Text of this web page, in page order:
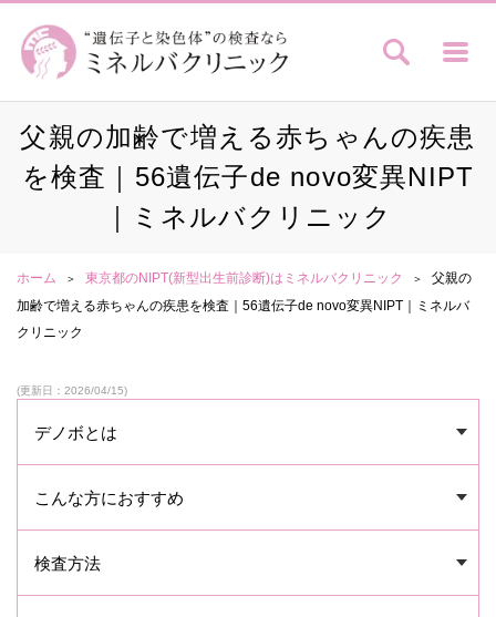
父親の加齢で増える赤ちゃんの疾患
を検査｜56遺伝子de novo変異NIPT
｜ミネルバクリニック
ホーム 東京都のNIPT(新型出生前診断)はミネルバクリニック
父親の
加齢で増える赤ちゃんの疾患を検査｜56遺伝子de novo変異NIPT｜ミネルバ
クリニック
(更新日：2026/04/15)
デノボとは
こんな方におすすめ
検査方法